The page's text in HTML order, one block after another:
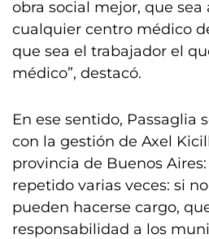
obra social mejor, que sea
cualquier centro médico
que sea el trabajador el
médico”, destacó.
En ese sentido, Passaglia
con la gestión de Axel
provincia de Buenos Aires:
repetido varias veces: si
pueden hacerse cargo,
responsabilidad a los